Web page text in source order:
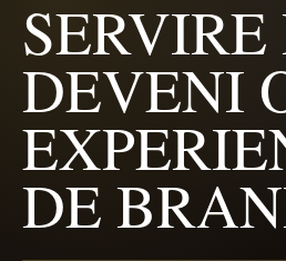
SERVIRE
DEVENI
DE